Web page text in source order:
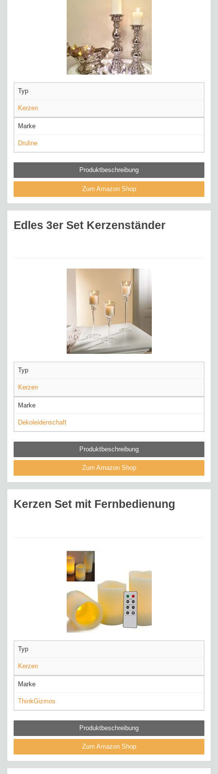
Typ
Kerzen
Marke
Druline
Produktbeschreibung
Zum Amazon Shop
Edles 3er Set Kerzenständer
Typ
Kerzen
Marke
Dekoleidenschaft
Produktbeschreibung
Zum Amazon Shop
Kerzen Set mit Fernbedienung
Typ
Kerzen
Marke
ThinkGizmos
Produktbeschreibung
Zum Amazon Shop